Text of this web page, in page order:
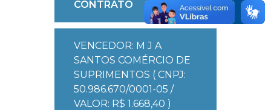
CONTRATO
VENCEDOR: M J A
SANTOS COMÉRCIO DE
SUPRIMENTOS ( CNPJ:
50.986.670/0001-05 /
VALOR: R$ 1.668,40 )